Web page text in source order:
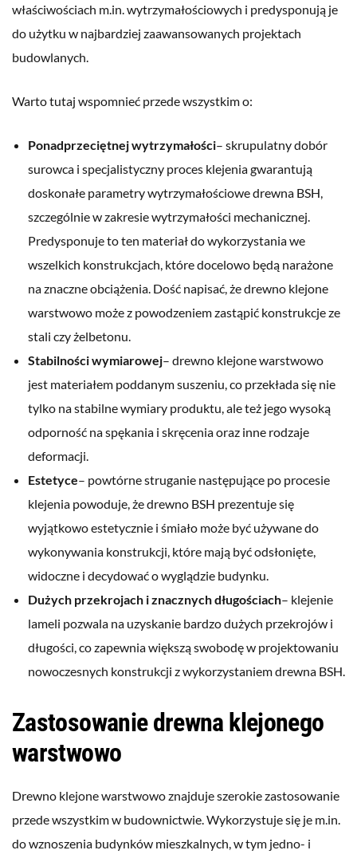
właściwościach m.in. wytrzymałościowych i predysponują je
do użytku w najbardziej zaawansowanych projektach
budowlanych.
Warto tutaj wspomnieć przede wszystkim o:
Ponadprzeciętnej wytrzymałości– skrupulatny dobór
surowca i specjalistyczny proces klejenia gwarantują
doskonałe parametry wytrzymałościowe drewna BSH,
szczególnie w zakresie wytrzymałości mechanicznej.
Predysponuje to ten materiał do wykorzystania we
wszelkich konstrukcjach, które docelowo będą narażone
na znaczne obciążenia. Dość napisać, że drewno klejone
warstwowo może z powodzeniem zastąpić konstrukcje ze
stali czy żelbetonu.
Stabilności wymiarowej– drewno klejone warstwowo
jest materiałem poddanym suszeniu, co przekłada się nie
tylko na stabilne wymiary produktu, ale też jego wysoką
odporność na spękania i skręcenia oraz inne rodzaje
deformacji.
Estetyce– powtórne struganie następujące po procesie
klejenia powoduje, że drewno BSH prezentuje się
wyjątkowo estetycznie i śmiało może być używane do
wykonywania konstrukcji, które mają być odsłonięte,
widoczne i decydować o wyglądzie budynku.
Dużych przekrojach i znacznych długościach– klejenie
lameli pozwala na uzyskanie bardzo dużych przekrojów i
długości, co zapewnia większą swobodę w projektowaniu
nowoczesnych konstrukcji z wykorzystaniem drewna BSH.
Zastosowanie drewna klejonego
warstwowo
Drewno klejone warstwowo znajduje szerokie zastosowanie
przede wszystkim w budownictwie. Wykorzystuje się je m.in.
do wznoszenia budynków mieszkalnych, w tym jedno- i